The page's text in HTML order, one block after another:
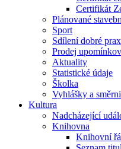
Certifikát
Plánované
Sport
Sdílení dobré
Prodej
Aktuality
Statistické údaje
Školka
Vyhlášky a
Kultura
Nadcházející
Knihovna
Knihovní